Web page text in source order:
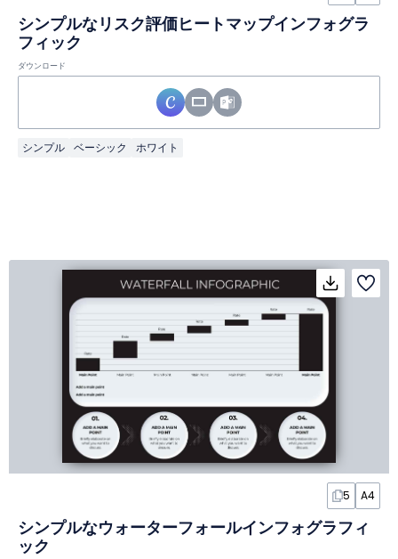
シンプルなリスク評価ヒートマップインフォグラ
フィック
ダウンロード
シンプル ベーシック ホワイト
5 A4
シンプルなウォーターフォールインフォグラフィ
ック